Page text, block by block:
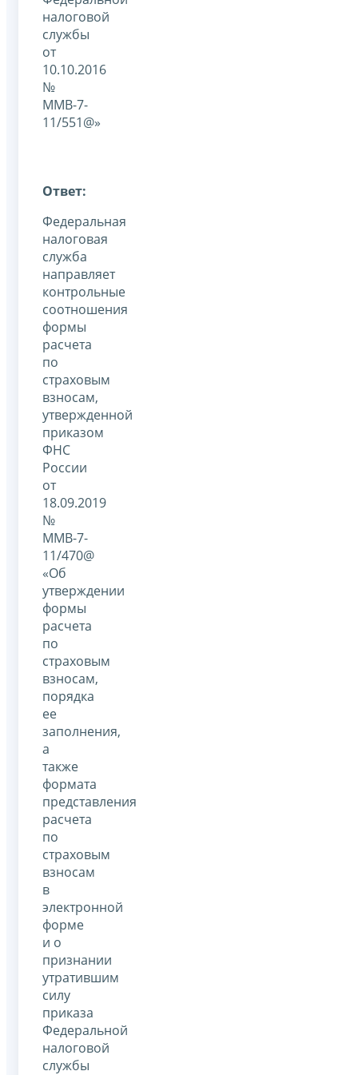
налоговой
службы
от
10.10.2016
№
ММВ-7-
11/551@»
Ответ:
Федеральная
налоговая
служба
направляет
контрольные
соотношения
формы
расчета
по
страховым
взносам,
утвержденной
приказом
ФНС
России
от
18.09.2019
№
ММВ-7-
11/470@
«Об
утверждении
формы
расчета
по
страховым
взносам,
порядка
ее
заполнения,
а
также
формата
представления
расчета
по
страховым
взносам
в
электронной
форме
и о
признании
утратившим
силу
приказа
Федеральной
налоговой
службы